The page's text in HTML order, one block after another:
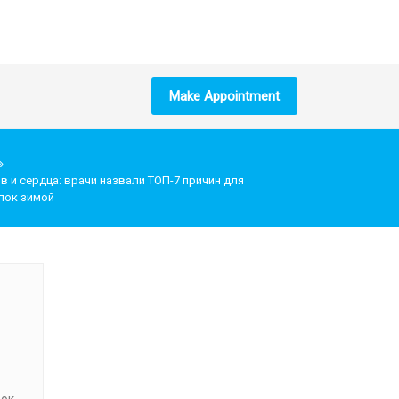
Make Appointment
и сердца: врачи назвали ТОП-7 причин для
зимой